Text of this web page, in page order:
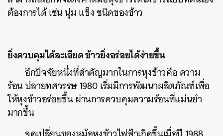
ต้องการได้ เช่น นุ่ม แข็ง ชนิดของข้าว
ยิ่งควบคุมได้ละเอียด ข้าวยิ่งอร่อยได้ง่ายขึ้น
อีกปัจจัยหนึ่งที่สำคัญมากในการหุงข้าวคือ ความ
ร้อน ปลายทศวรรษ 1980 เริ่มมีการพัฒนาผลิตภัณฑ์เพื่อ
ให้หุงข้าวอร่อยขึ้น ผ่านการควบคุมความร้อนที่แม่นยำ
มากขึ้น